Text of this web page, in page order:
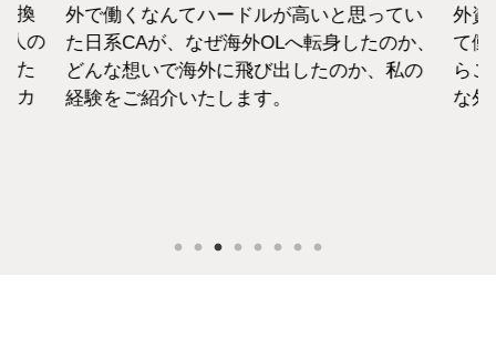
換
人の
た
カ
外で働くなんてハードルが高いと思ってい
た日系CAが、なぜ海外OLへ転身したのか、
どんな想いで海外に飛び出したのか、私の
経験をご紹介いたします。
外資
て働
ら
な外